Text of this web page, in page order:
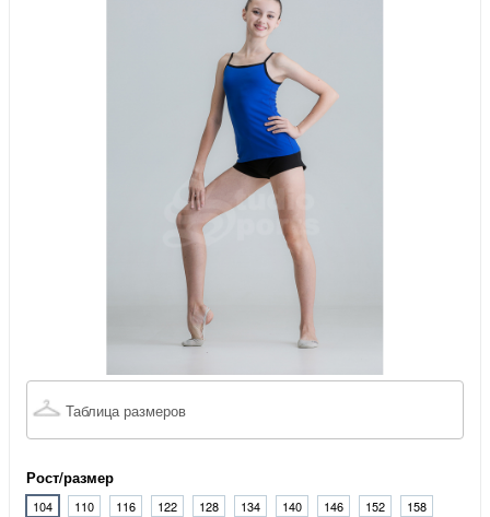
Таблица размеров
Рост/размер
104 110 116 122 128 134 140 146 152
158